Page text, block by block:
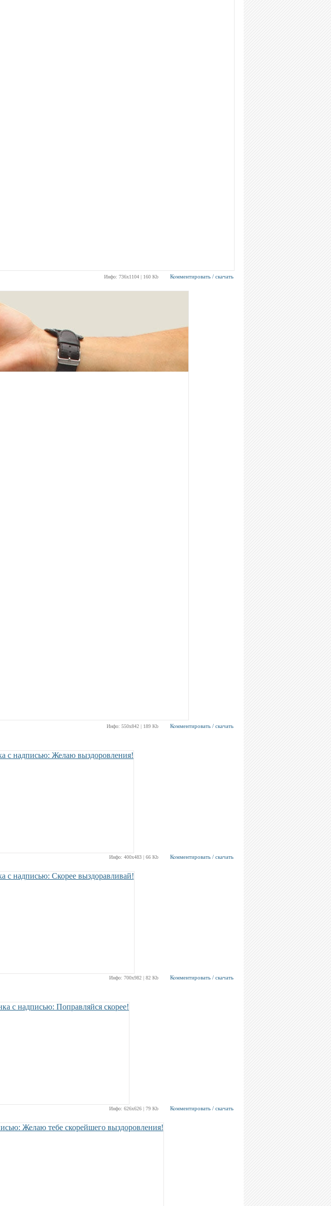
Инфо: 736х1104 | 160 Kb Комментировать / скачать
Инфо: 550х842 | 189 Kb Комментировать / скачать
Инфо: 400х483 | 66 Kb Комментировать / скачать
Инфо: 700х982 | 82 Kb Комментировать / скачать
Инфо: 626х626 | 79 Kb Комментировать / скачать